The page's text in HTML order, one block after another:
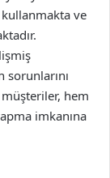
ve
sorunlarını
hem
imkanına